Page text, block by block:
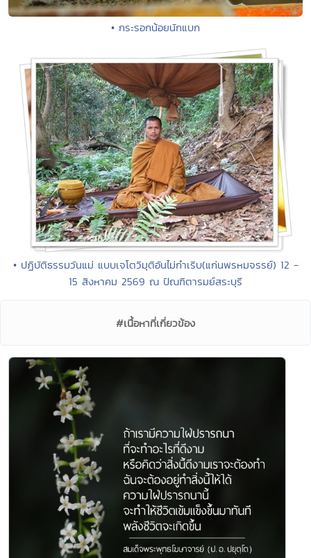
• กระรอกน้อยนักแบก
• ปฏิบัติธรรมวันแม่ แบบเจโตวิมุติอันไม่กำเริบ(แก่นพรหมจรรย์) 12 -
15 สิงหาคม 2569 ณ ปัณฑิตารมย์สระบุรี
#เนื้อหาที่เกี่ยวข้อง